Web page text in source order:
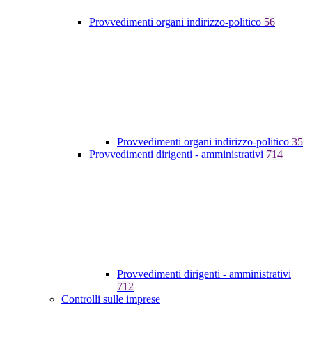
Provvedimenti organi indirizzo-politico 56
Provvedimenti organi indirizzo-politico 35
Provvedimenti dirigenti - amministrativi 714
Provvedimenti dirigenti - amministrativi
712
Controlli sulle imprese